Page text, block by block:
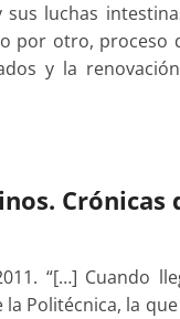
luchas
por otro, proceso
y la
“[…] Cuando
Politécnica, la